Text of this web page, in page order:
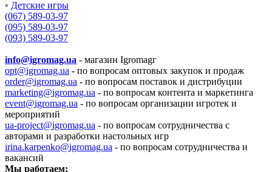
◦ Детские игры
(067) 589-03-97
(095) 589-03-97
(093) 589-03-97
info@igromag.ua - магазин Igromagг
opt@igromag.ua - по вопросам оптовых закупок и продаж
order@igromag.ua - по вопросам поставок и дистрибуции
marketing@igromag.ua - по вопросам контента и маркетинга
event@igromag.ua - по вопросам организации игротек и
мероприятий
ua-project@igromag.ua - по вопросам сотрудничества с
авторами и разработки настольных игр
irina.karpenko@igromag.ua - по вопросам сотрудничества и
вакансий
Мы работаем: